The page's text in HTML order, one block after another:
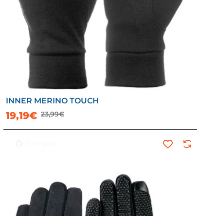
-20%
INNER MERINO TOUCH
19,19€ 23,99€